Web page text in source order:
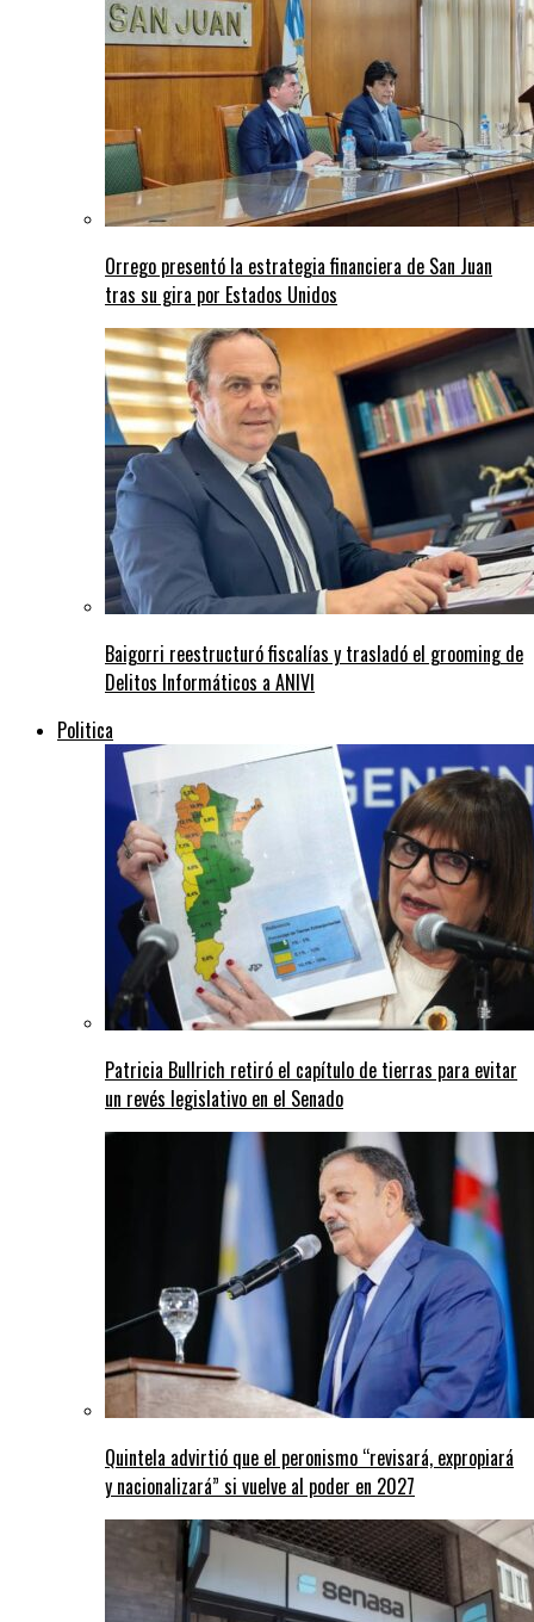
Orrego presentó la estrategia financiera de San Juan
tras su gira por Estados Unidos
Baigorri reestructuró fiscalías y trasladó el grooming de
Delitos Informáticos a ANIVI
Politica
Patricia Bullrich retiró el capítulo de tierras para evitar
un revés legislativo en el Senado
Quintela advirtió que el peronismo “revisará, expropiará
y nacionalizará” si vuelve al poder en 2027